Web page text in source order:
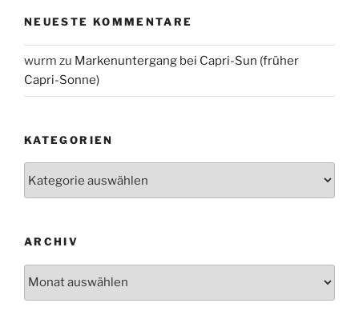
NEUESTE KOMMENTARE
wurm zu Markenuntergang bei Capri-Sun (früher
Capri-Sonne)
KATEGORIEN
ARCHIV